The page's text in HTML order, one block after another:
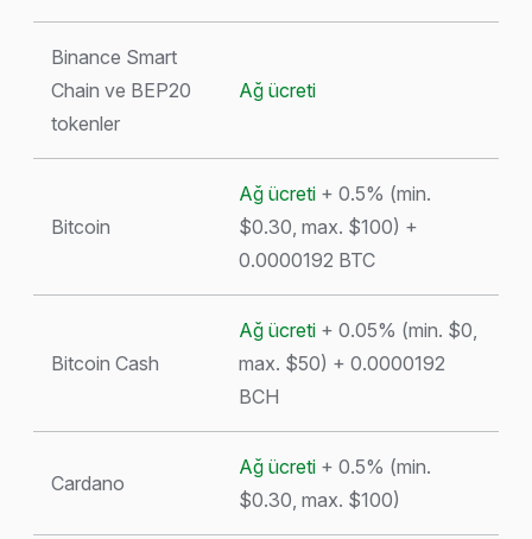
Binance Smart
Chain ve BEP20
tokenler
Ağ ücreti
Bitcoin
Ağ ücreti + 0.5% (min.
$0.30, max. $100) +
0.0000192 BTC
Bitcoin Cash
Ağ ücreti + 0.05% (min. $0,
max. $50) + 0.0000192
BCH
Cardano
Ağ ücreti + 0.5% (min.
$0.30, max. $100)